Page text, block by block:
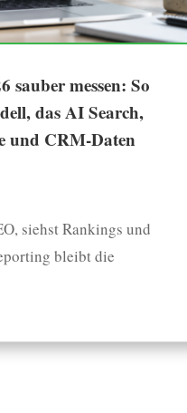
sauber messen: So
das AI Search,
und CRM-Daten
siehst Rankings und
bleibt die